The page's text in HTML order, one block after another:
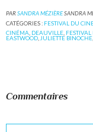
PARSANDRA MÉZIÈRESANDRA
CATÉGORIES : FESTIVAL DU
CINÉMA DEAUVILLE
EASTWOOD JULIETTE BINOCHE
Commentaires